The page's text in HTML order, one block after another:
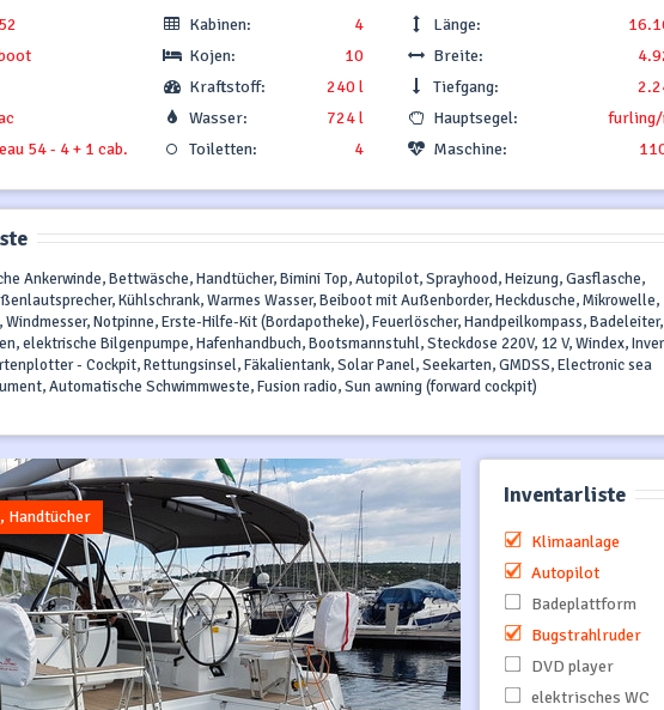
54 - 4 + 1 cab.
Kabinen:
4
Kojen:
10
Kraftstoff:
240 l
Wasser:
724 l
Toiletten:
4
Länge:
Breite:
Tiefgang:
Hauptsegel:
Maschine:
Ankerwinde, Bettwäsche, Handtücher, Bimini Top, Autopilot, Sprayhood, Heizung, Gasflasche,
Kühlschrank, Warmes Wasser, Beiboot mit Außenborder, Heckdusche, Mikrowelle,
Windmesser, Notpinne, Erste-Hilfe-Kit (Bordapotheke), Feuerlöscher, Handpeilkompass, Badeleiter,
elektrische Bilgenpumpe, Hafenhandbuch, Bootsmannstuhl, Steckdose 220V, 12 V, Windex,
- Cockpit, Rettungsinsel, Fäkalientank, Solar Panel, Seekarten, GMDSS, Electronic sea
Automatische Schwimmweste, Fusion radio, Sun awning (forward cockpit)
Handtücher
Inventarliste
Klimaanlage
Autopilot
Badeplattform
Bugstrahlruder
DVD player
elektrisches WC